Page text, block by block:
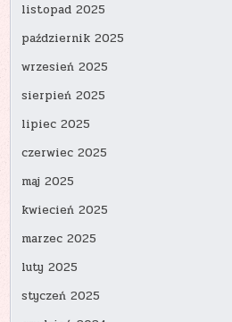
listopad 2025
październik 2025
wrzesień 2025
sierpień 2025
lipiec 2025
czerwiec 2025
maj 2025
kwiecień 2025
marzec 2025
luty 2025
styczeń 2025